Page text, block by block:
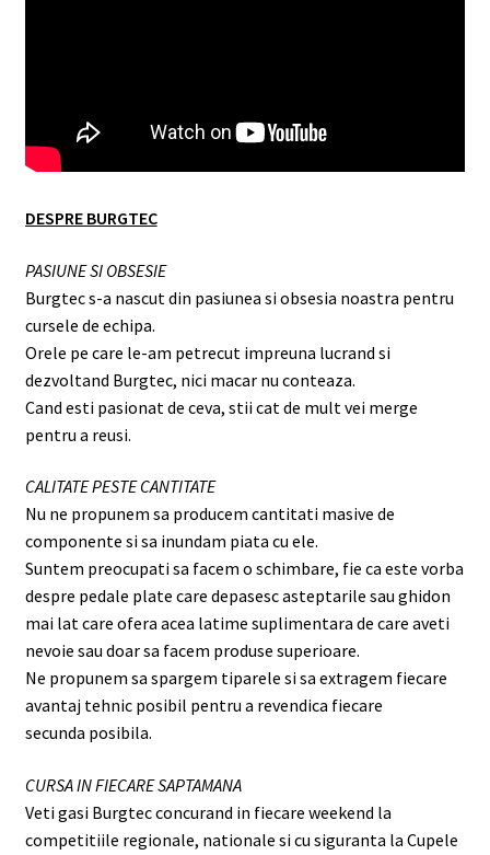
DESPRE BURGTEC
PASIUNE SI OBSESIE
Burgtec s-a nascut din pasiunea si obsesia noastra pentru
cursele de echipa.
Orele pe care le-am petrecut impreuna lucrand si
dezvoltand Burgtec, nici macar nu conteaza.
Cand esti pasionat de ceva, stii cat de mult vei merge
pentru a reusi.
CALITATE PESTE CANTITATE
Nu ne propunem sa producem cantitati masive de
componente si sa inundam piata cu ele.
Suntem preocupati sa facem o schimbare, fie ca este vorba
despre pedale plate care depasesc asteptarile sau ghidon
mai lat care ofera acea latime suplimentara de care aveti
nevoie sau doar sa facem produse superioare.
Ne propunem sa spargem tiparele si sa extragem fiecare
avantaj tehnic posibil pentru a revendica fiecare
secunda posibila.
CURSA IN FIECARE SAPTAMANA
Veti gasi Burgtec concurand in fiecare weekend la
competitiile regionale, nationale si cu siguranta la Cupele